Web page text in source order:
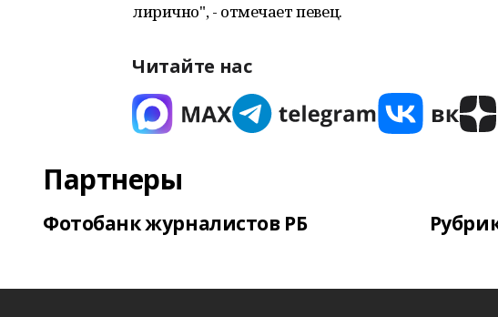
лирично", - отмечает певец.
Читайте нас
Партнеры
Фотобанк журналистов РБ